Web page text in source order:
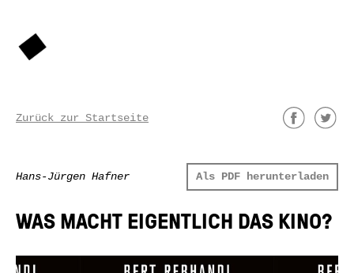
Zurück zur Startseite
Als PDF herunterladen
Hans-Jürgen Hafner
WAS MACHT EIGENTLICH DAS KINO?